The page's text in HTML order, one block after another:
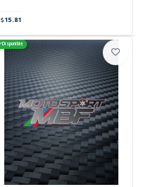
15.81
Disponible